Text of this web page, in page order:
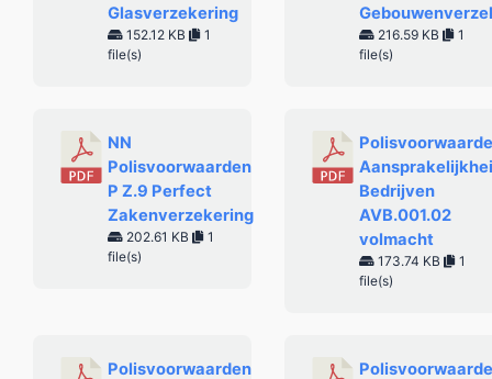
Glasverzekering
152.12 KB
1
file(s)
216.59 KB
1
file(s)
NN
Polisvoorwaarden
P Z.9 Perfect
Zakenverzekering
202.61 KB
1
file(s)
Bedrijven
AVB.001.02
volmacht
173.74 KB
1
file(s)
Polisvoorwaarden